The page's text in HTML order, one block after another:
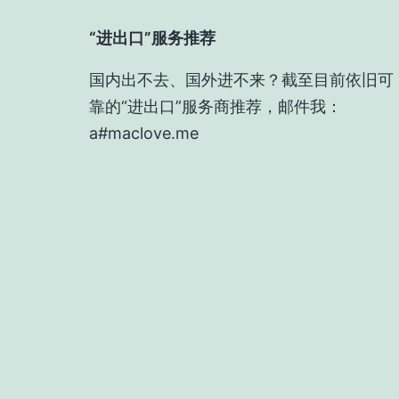
“进出口”服务推荐
国内出不去、国外进不来？截至目前依旧可
靠的“进出口”服务商推荐，邮件我：
a#maclove.me